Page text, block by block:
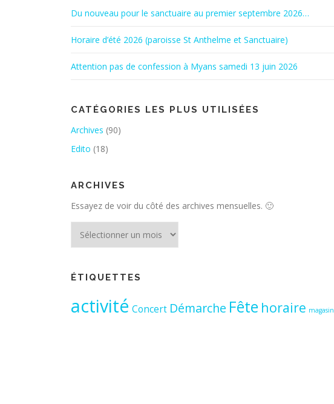
Du nouveau pour le sanctuaire au premier septembre 2026…
Horaire d’été 2026 (paroisse St Anthelme et Sanctuaire)
Attention pas de confession à Myans samedi 13 juin 2026
CATÉGORIES LES PLUS UTILISÉES
Archives (90)
Edito (18)
ARCHIVES
Essayez de voir du côté des archives mensuelles. 🙂
Archives
ÉTIQUETTES
activité Concert Démarche Fête horaire magasin